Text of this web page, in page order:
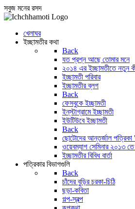
সবুজ মনের রসদ
খেলাঘর
ইচ্ছামতীর কথা
Back
যত প্রশ্ন আছে তোমার মনে
২০১৪ এর ইচ্ছামতীতে নতুন
ইচ্ছামতী পরিবার
ইচ্ছামতীর ব্লগ
Back
ফেসবুকে ইচ্ছামতী
ইন্‌স্টাগ্রামে ইচ্ছামতী
ইউটিউবে ইচ্ছামতী
Back
ছোটোদের আন্তর্জাল পত্রিকা
ওয়েবম্যাগ সেমিনার ২০১৩ তে
ইচ্ছামতীর বিবিধ বার্তা
পত্রিকার বিভাগগুলি
Back
চাঁদের বুড়ির চরকা-চিঠি
ছড়া-কবিতা
গল্প-স্বল্প